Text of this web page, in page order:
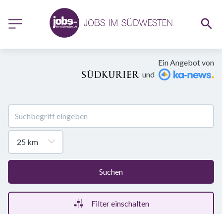
Ein Angebot von
und
Suchen
Filter einschalten